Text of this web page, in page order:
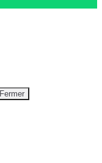
Fermer